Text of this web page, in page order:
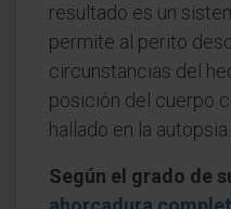
resultado es un
permite al perito
circunstancias del
posición del cuerpo
hallado en la autopsia.
Según el grado de